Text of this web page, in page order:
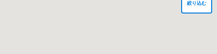
絞り込む